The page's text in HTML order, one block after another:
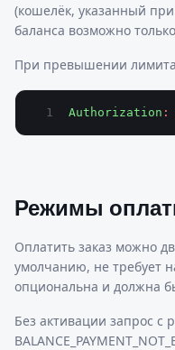
(кошелёк, указанный
баланса возможно
При превышении лимита
Authorization :
Режимы
Оплатить заказ можно
умолчанию, не требует
опциональна и должна
Без активации запрос с